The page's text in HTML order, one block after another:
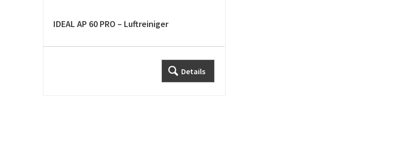
IDEAL AP 60 PRO – Luftreiniger
Details